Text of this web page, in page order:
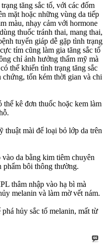
tăng sắc tố, với các đốm
mặt hoặc những vùng da tiếp
màu, nhạy cảm với hormone
thuốc tránh thai, mang thai,
tuyến giáp dễ gặp tình trạng
tím cũng làm gia tăng sắc tố
chỉ ảnh hưởng thẩm mỹ mà
thể khiến tình trạng tăng sắc
chứng, tốn kém thời gian và chi
thể kê đơn thuốc hoặc kem làm
thuật mài để loại bỏ lớp da trên
da bằng kim tiêm chuyên
phẩm bôi thông thường.
thâm nhập vào hạ bì mà
melanin và làm mờ vết nám.
hủy sắc tố melanin, mất từ